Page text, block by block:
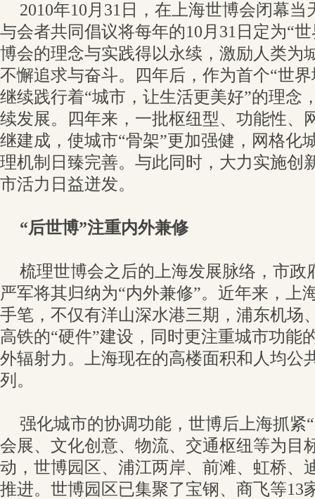
2010年10月31日，在上海世博会闭幕
与会者共同倡议将每年的10月31日定为“
博会的理念与实践得以永续，激励人类为
不懈追求与奋斗。四年后，作为首个“世
继续践行着“城市，让生活更美好”的理念
续发展。四年来，一批枢纽型、功能性、
继建成，使城市“骨架”更加强健，网格化
理机制日臻完善。与此同时，大力实施创
市活力日益迸发。
“后世博”注重内外兼修
梳理世博会之后的上海发展脉络，市政
严军将其归纳为“内外兼修”。近年来，上
手笔，不仅有洋山深水港三期，浦东机场
高铁的“硬件”建设，同时更注重城市功能
外辐射力。上海现在的高楼面积和人均公
列。
强化城市的协调功能，世博后上海抓紧
会展、文化创意、物流、交通枢纽等为目
动，世博园区、浦江两岸、前滩、虹桥、
推进。世博园区已集聚了宝钢、商飞等13